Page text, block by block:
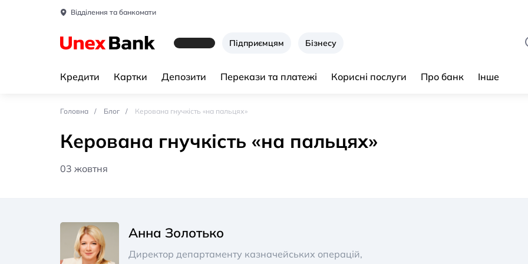
Відділення та банкомати
Підприємцям Бізнесу
Кредити Картки Депозити Перекази та платежі Корисні послуги Про банк Інше
Головна Блог Керована гнучкість «на пальцях»
Керована гнучкість «на пальцях»
03 жовтня
Анна Золотько
Директор департаменту казначейських операцій,